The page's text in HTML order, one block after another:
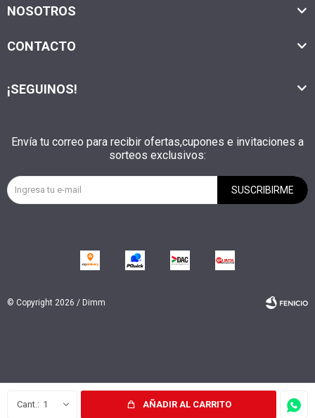
1 AÑADIR AL CARRITO
NOSOTROS
CONTACTO
Envía tu correo para recibir ofertas,cupones e invitaciones a
sorteos exclusivos:
SUSCRIBIRME
¡SEGUINOS!
© Copyright 2026 / Dimm
Fenicio